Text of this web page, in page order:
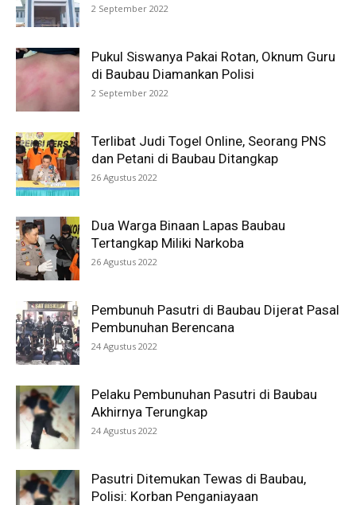
2 September 2022
Pukul Siswanya Pakai Rotan, Oknum Guru
di Baubau Diamankan Polisi
2 September 2022
Terlibat Judi Togel Online, Seorang PNS
dan Petani di Baubau Ditangkap
26 Agustus 2022
Dua Warga Binaan Lapas Baubau
Tertangkap Miliki Narkoba
26 Agustus 2022
Pembunuh Pasutri di Baubau Dijerat Pasal
Pembunuhan Berencana
24 Agustus 2022
Pelaku Pembunuhan Pasutri di Baubau
Akhirnya Terungkap
24 Agustus 2022
Pasutri Ditemukan Tewas di Baubau,
Polisi: Korban Penganiayaan